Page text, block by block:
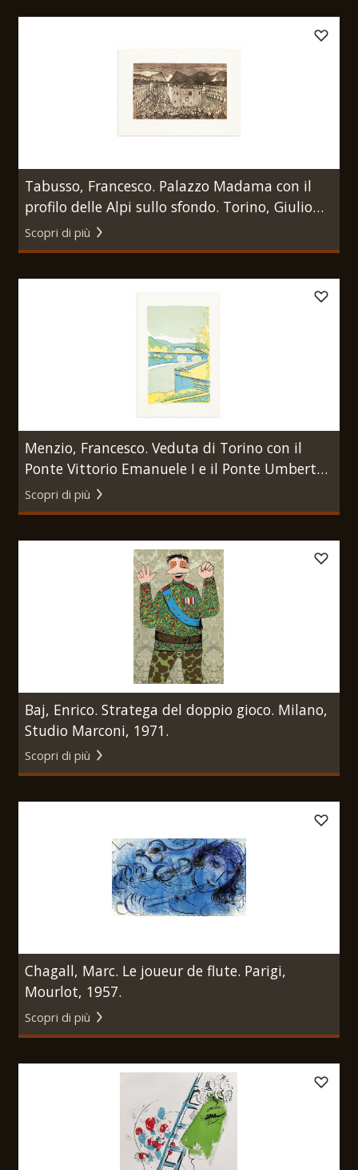
Tabusso, Francesco. Palazzo Madama con il
profilo delle Alpi sullo sfondo. Torino, Giulio
Bolaffi Editore, 1972.
Scopri di più
Menzio, Francesco. Veduta di Torino con il
Ponte Vittorio Emanuele I e il Ponte Umberto
I. Torino, Giulio Bolaffi Editore, 1972.
Scopri di più
Baj, Enrico. Stratega del doppio gioco. Milano,
Studio Marconi, 1971.
Scopri di più
Chagall, Marc. Le joueur de flute. Parigi,
Mourlot, 1957.
Scopri di più